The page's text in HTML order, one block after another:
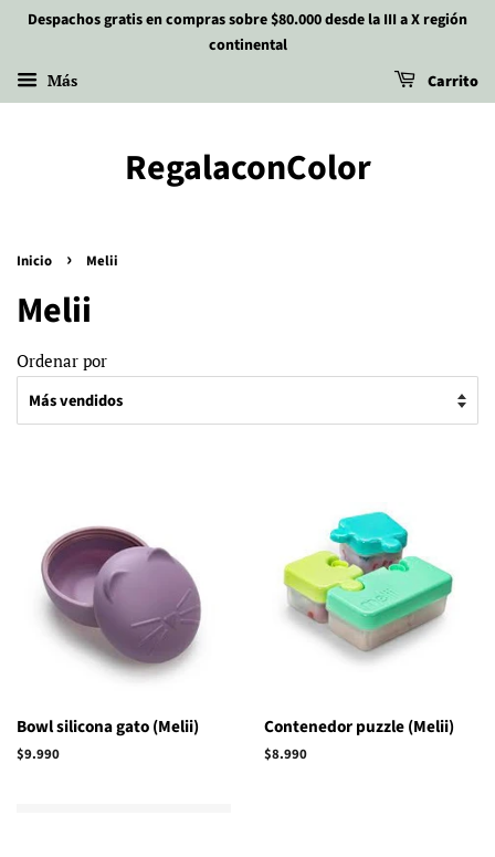
Despachos gratis en compras sobre $80.000 desde la III a X región
continental
Más Carrito
RegalaconColor
Inicio › Melii
Melii
Ordenar por
Bowl silicona gato (Melii)
Precio
$9.990
Contenedor puzzle (Melii)
Precio
$8.990